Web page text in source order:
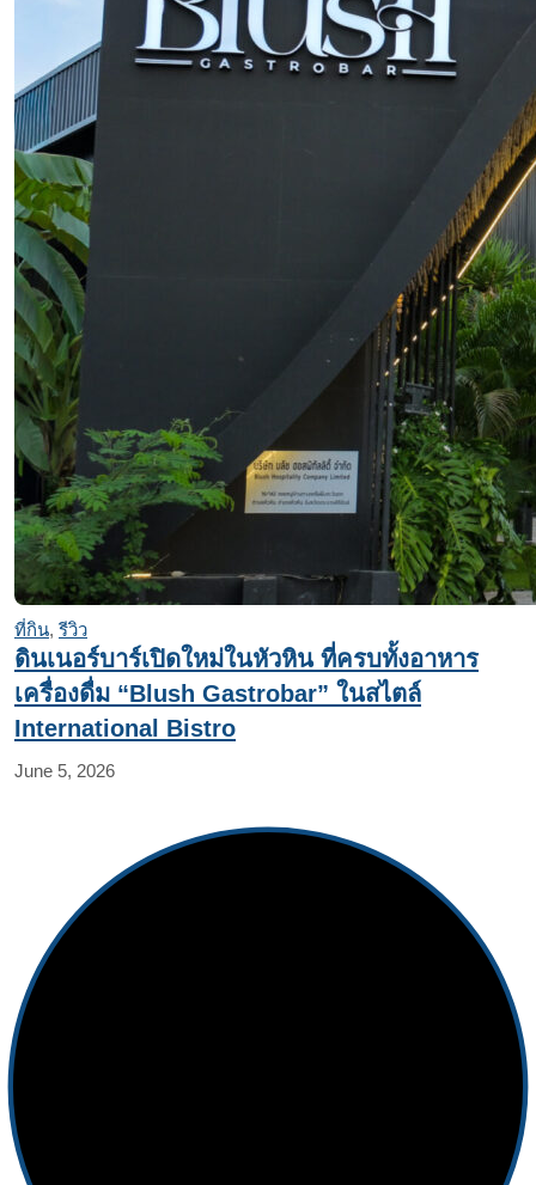
ที่กิน, รีวิว
ดินเนอร์บาร์เปิดใหม่ในหัวหิน ที่ครบทั้งอาหาร
เครื่องดื่ม “Blush Gastrobar” ในสไตล์
International Bistro
June 5, 2026